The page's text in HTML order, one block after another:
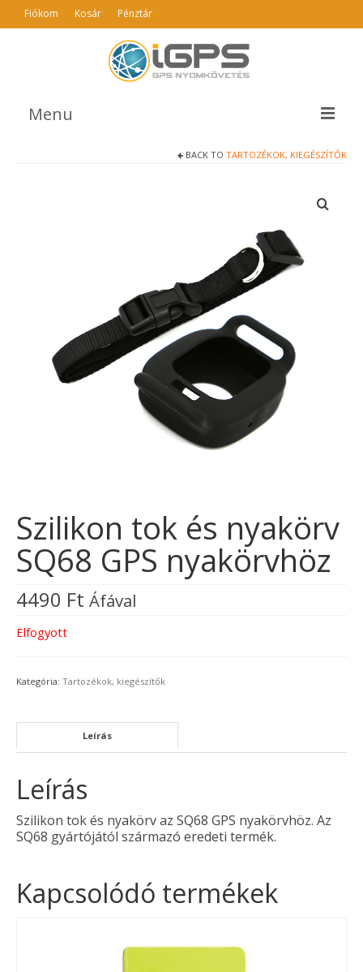
Fiókom Kosár Pénztár
Menu
KAPCSOLAT
BACK TO TARTOZÉKOK, KIEGÉSZÍTŐK
Szilikon tok és nyakörv
SQ68 GPS nyakörvhöz
4490 Ft Áfával
Elfogyott
Kategória: Tartozékok, kiegészítők
Leírás
Leírás
Szilikon tok és nyakörv az SQ68 GPS nyakörvhöz. Az
SQ68 gyártójától származó eredeti termék.
Kapcsolódó termékek